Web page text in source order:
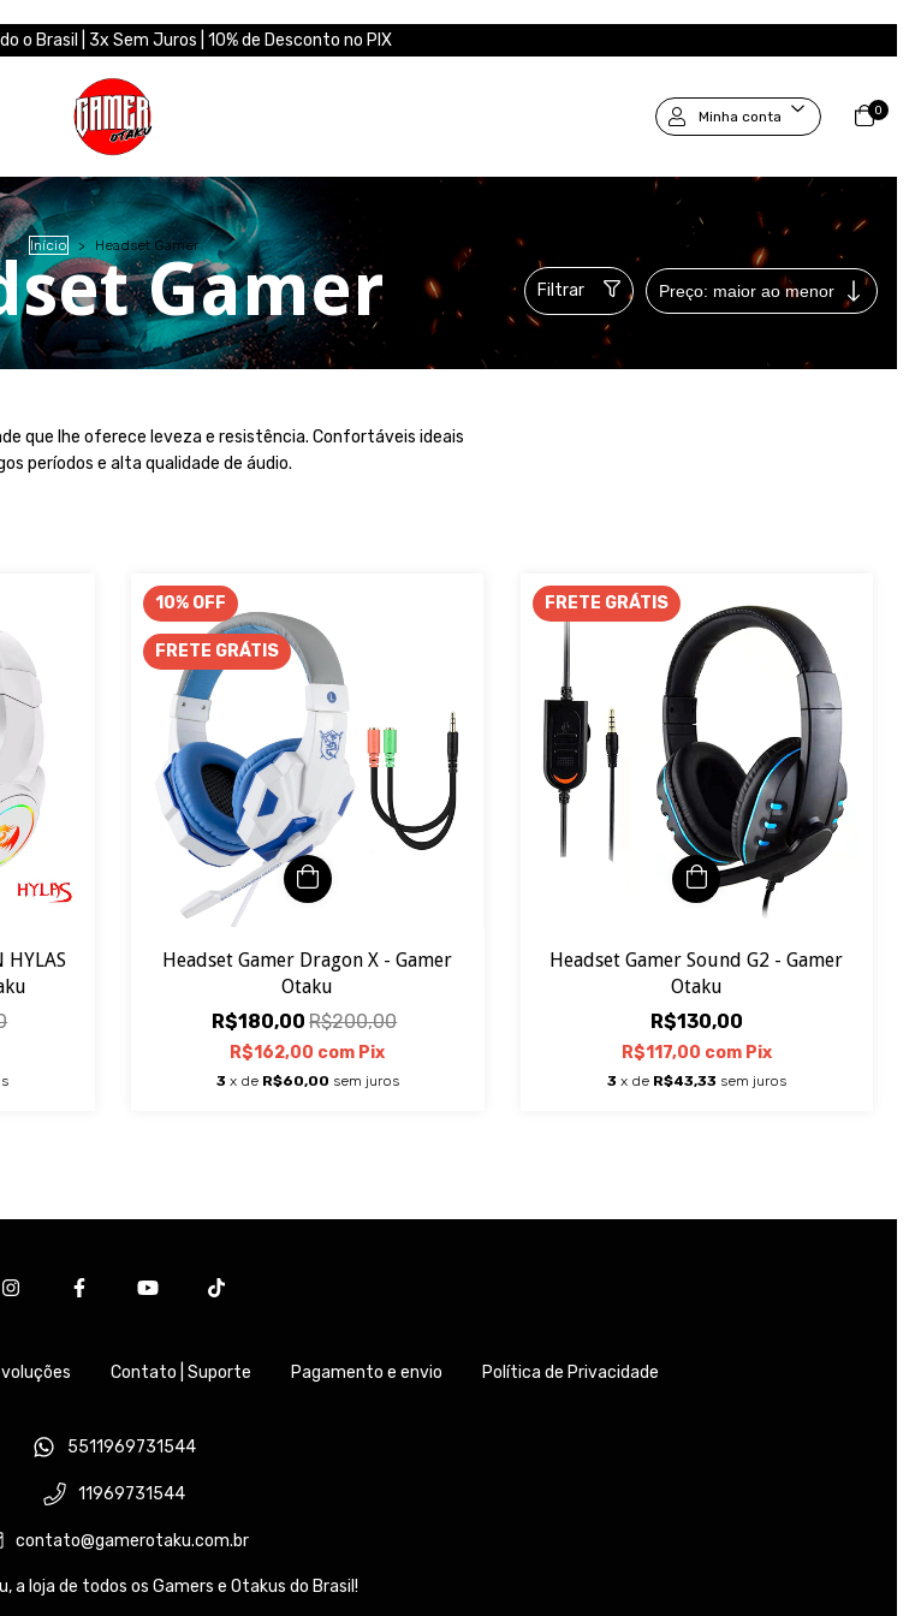
o Brasil | 3x Sem Juros | 10% de Desconto no PIX
Minha conta 0
Início > Headset Gamer
Gamer
que lhe oferece leveza e resistência. Confortáveis ideais
períodos e alta qualidade de áudio.
Filtrar
HYLAS
10% OFF
FRETE GRÁTIS
Headset Gamer Dragon X - Gamer
Otaku
R$180,00R$200,00
R$162,00 com Pix
3 x de R$60,00 sem juros
FRETE GRÁTIS
Headset Gamer Sound G2 - Gamer
Otaku
R$130,00
R$117,00 com Pix
3 x de R$43,33 sem juros
Contato | Suporte Pagamento e envio Política de Privacidade
5511969731544
11969731544
contato@gamerotaku.com.br
a loja de todos os Gamers e Otakus do Brasil!